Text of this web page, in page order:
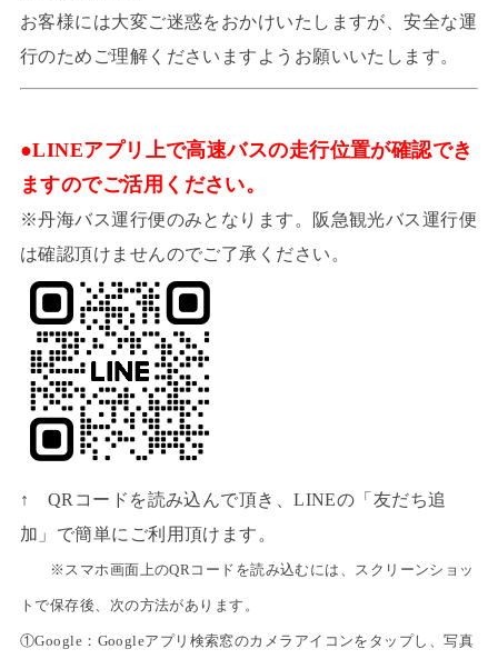
お客様には大変ご迷惑をおかけいたしますが、安全な運
行のためご理解くださいますようお願いいたします。
●LINEアプリ上で高速バスの走行位置が確認でき
ますのでご活用ください。
※丹海バス運行便のみとなります。阪急観光バス運行便
は確認頂けませんのでご了承ください。
↑ QRコードを読み込んで頂き、LINEの「友だち追
加」で簡単にご利用頂けます。
※スマホ画面上のQRコードを読み込むには、スクリーンショッ
トで保存後、次の方法があります。
①Google：Googleアプリ検索窓のカメラアイコンをタップし、写真